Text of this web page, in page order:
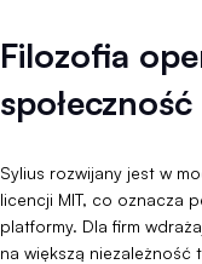
Filozofia
społeczność
Sylius rozwijany jest w
licencji MIT, co oznacza
platformy. Dla firm
na większą niezależność